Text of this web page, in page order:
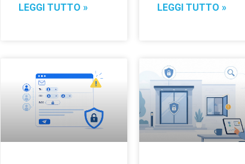
LEGGI TUTTO » LEGGI TUTTO »